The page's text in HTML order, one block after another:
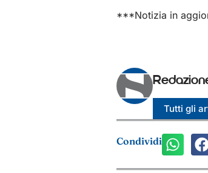
***Notizia in
Tutti gli
Condividi